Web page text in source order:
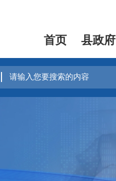
首页 县政府